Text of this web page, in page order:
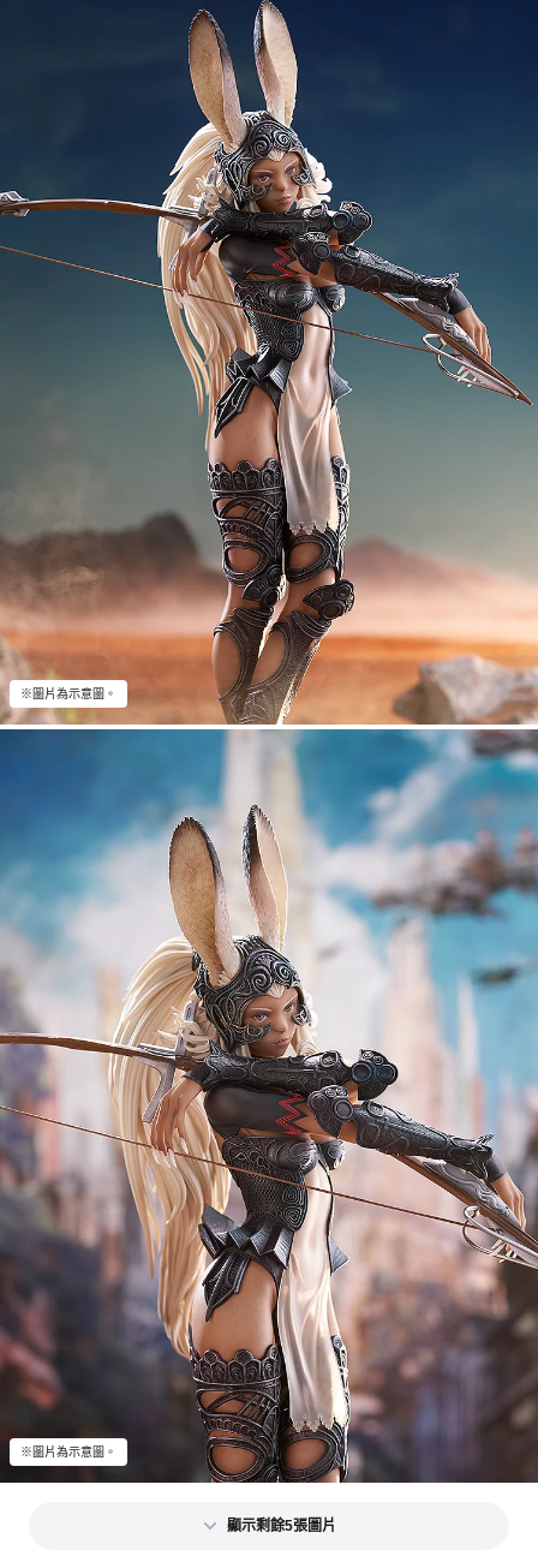
※圖片為示意圖。
※圖片為示意圖。
顯示剩餘5張圖片